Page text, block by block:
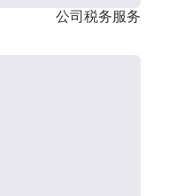
公司税务服务